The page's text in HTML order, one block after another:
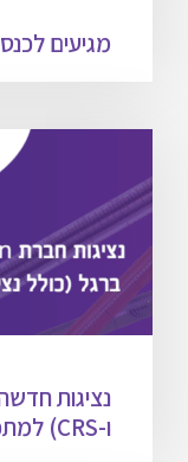
מגיעים לכנס ISM 2026 למיקרוסקופיה?
ו-CRS) למתכלים ל-GC